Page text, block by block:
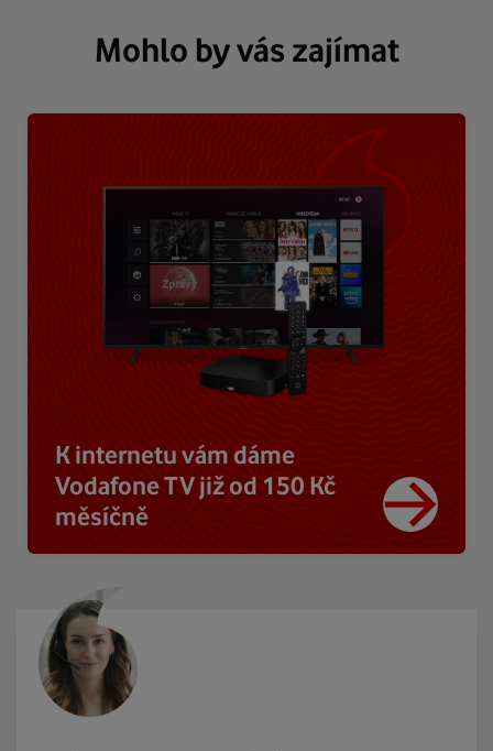
Mohlo by vás zajímat
K internetu vám dáme
Vodafone TV již od 150 Kč
měsíčně